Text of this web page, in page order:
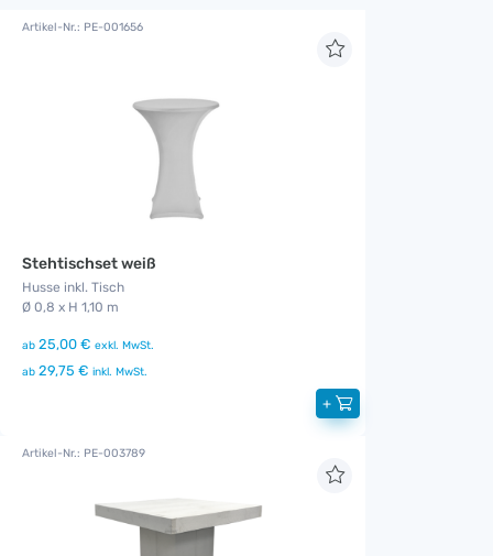
Artikel-Nr.: PE-001656
Stehtischset weiß
Husse inkl. Tisch
Ø 0,8 x H 1,10 m
ab 25,00 € exkl. MwSt.
ab 29,75 € inkl. MwSt.
+
Artikel-Nr.: PE-003789